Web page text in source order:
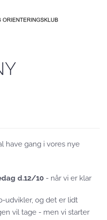
have gang i vores nye
d.12/10 - når vi er klar
udvikler, og det er lidt
vil tage - men vi starter